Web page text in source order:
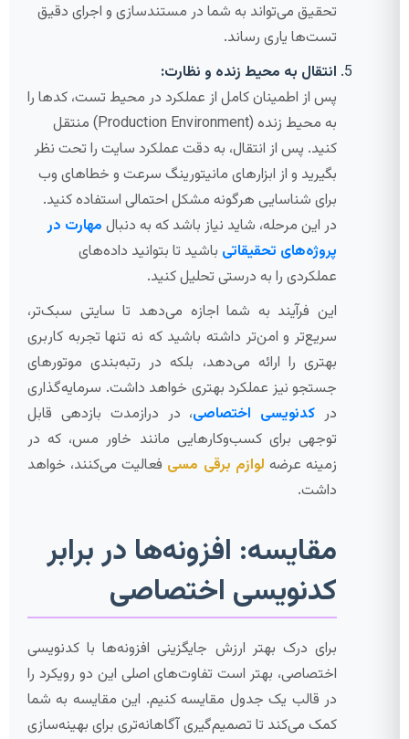
تحقیق می‌تواند به شما در مستندسازی و اجرای دقیق
تست‌ها یاری رساند.
انتقال به محیط زنده و نظارت:
پس از اطمینان کامل از عملکرد در محیط تست، کدها را
به محیط زنده (Production Environment) منتقل
کنید. پس از انتقال، به دقت عملکرد سایت را تحت نظر
بگیرید و از ابزارهای مانیتورینگ سرعت و خطاهای وب
برای شناسایی هرگونه مشکل احتمالی استفاده کنید.
در این مرحله، شاید نیاز باشد که به دنبال مهارت در
پروژه‌های تحقیقاتی باشید تا بتوانید داده‌های
عملکردی را به درستی تحلیل کنید.
این فرآیند به شما اجازه می‌دهد تا سایتی سبک‌تر،
سریع‌تر و امن‌تر داشته باشید که نه تنها تجربه کاربری
بهتری را ارائه می‌دهد، بلکه در رتبه‌بندی موتورهای
جستجو نیز عملکرد بهتری خواهد داشت. سرمایه‌گذاری
در کدنویسی اختصاصی، در درازمدت بازدهی قابل
توجهی برای کسب‌وکارهایی مانند خاور مس، که در
زمینه عرضه لوازم برقی مسی فعالیت می‌کنند، خواهد
داشت.
مقایسه: افزونه‌ها در برابر
کدنویسی اختصاصی
برای درک بهتر ارزش جایگزینی افزونه‌ها با کدنویسی
اختصاصی، بهتر است تفاوت‌های اصلی این دو رویکرد را
در قالب یک جدول مقایسه کنیم. این مقایسه به شما
کمک می‌کند تا تصمیم‌گیری آگاهانه‌تری برای بهینه‌سازی